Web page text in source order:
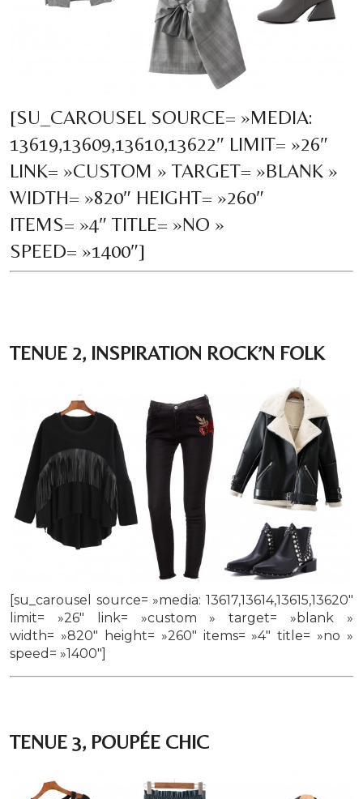
[SU_CAROUSEL SOURCE= »MEDIA:
13619,13609,13610,13622″ LIMIT= »26″
LINK= »CUSTOM » TARGET= »BLANK »
WIDTH= »820″ HEIGHT= »260″
ITEMS= »4″ TITLE= »NO »
SPEED= »1400″]
TENUE 2, INSPIRATION ROCK’N FOLK
[su_carousel source= »media: 13617,13614,13615,13620″
limit= »26″ link= »custom » target= »blank »
width= »820″ height= »260″ items= »4″ title= »no »
speed= »1400″]
TENUE 3, POUPÉE CHIC